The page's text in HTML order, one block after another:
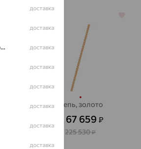
Цепь, золото
67 659 ₽
225 530₽
доставка
доставка
Валуйки, Валуйский район доставка
доставка
доставка
доставка
доставка
доставка